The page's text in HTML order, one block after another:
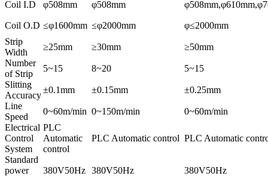
Coil I.D φ508mm φ508mm
Coil O.D ≤φ1600mm ≤φ2000mm
φ≤2000mm
Strip
Width
≥25mm ≥30mm
≥50mm
Number
of Strip
5~15 8~20
5~15
Slitting
Accuracy
±0.1mm ±0.15mm
±0.25mm
Line
Speed
0~60m/min 0~150m/min
0~60m/min
Electrical
Control
System
PLC
Automatic
control
PLC Automatic control PLC Automatic
Standard
power
380V50Hz 380V50Hz 380V50Hz